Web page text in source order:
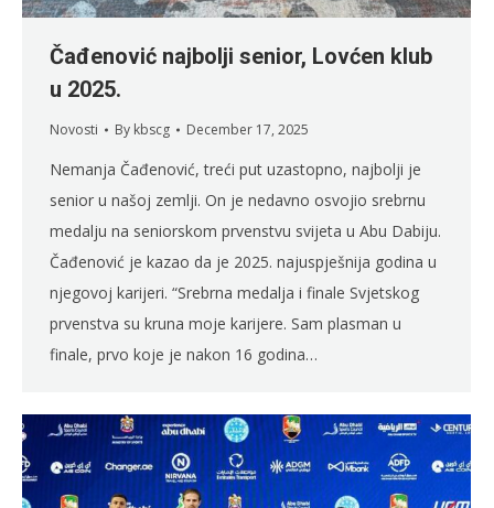
Čađenović najbolji senior, Lovćen klub
u 2025.
Novosti By kbscg December 17, 2025
Nemanja Čađenović, treći put uzastopno, najbolji je
senior u našoj zemlji. On je nedavno osvojio srebrnu
medalju na seniorskom prvenstvu svijeta u Abu Dabiju.
Čađenović je kazao da je 2025. najuspješnija godina u
njegovoj karijeri. “Srebrna medalja i finale Svjetskog
prvenstva su kruna moje karijere. Sam plasman u
finale, prvo koje je nakon 16 godina…